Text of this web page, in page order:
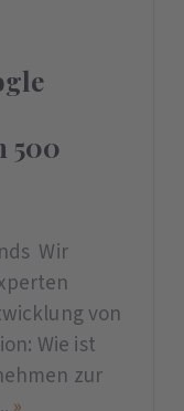
500
Wir
von
Wie ist
zur